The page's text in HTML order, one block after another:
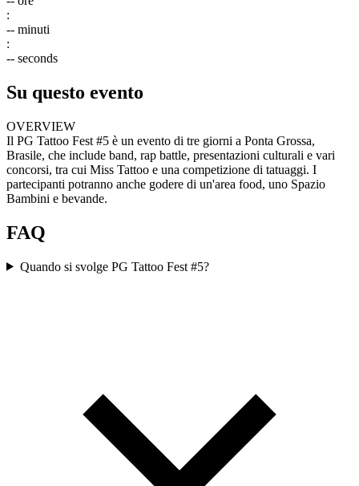
:
-- minuti
:
-- seconds
Su questo evento
OVERVIEW
Il PG Tattoo Fest #5 è un evento di tre giorni a Ponta Grossa,
Brasile, che include band, rap battle, presentazioni culturali e vari
concorsi, tra cui Miss Tattoo e una competizione di tatuaggi. I
partecipanti potranno anche godere di un'area food, uno Spazio
Bambini e bevande.
FAQ
Quando si svolge PG Tattoo Fest #5?